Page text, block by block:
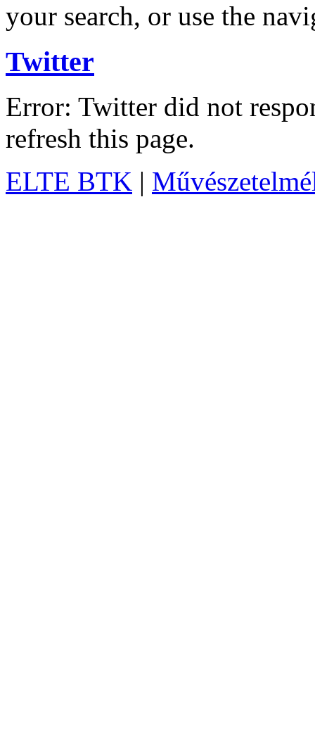
your search, or use the
Twitter
Error: Twitter did not
refresh this page.
ELTE BTK |